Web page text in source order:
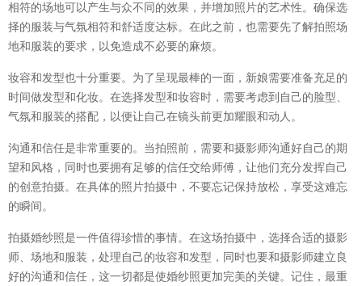
相符的场地可以产生与众不同的效果，并增加照片的艺术性。确保选
择的服装与气氛相符和舒适度达标。在此之前，也需要先了解拍照场
地和服装的要求，以免造成不必要的麻烦。
妆容和发型也十分重要。为了呈现最棒的一面，新娘需要准备充足的
时间做发型和化妆。在选择发型和妆容时，需要考虑到自己的脸型、
气氛和服装的搭配，以便让自己在镜头前更加耀眼和动人。
沟通和信任是非常重要的。当拍照前，需要和摄影师沟通好自己的期
望和风格，同时也要拥有足够的信任交给师傅，让他们充分发挥自己
的创意拍摄。在具体的照片拍摄中，不要忘记保持放松，享受这难忘
的瞬间。
拍摄婚纱照是一件值得珍惜的事情。在这场拍摄中，选择合适的摄影
师、场地和服装，处理自己的妆容和发型，同时也要和摄影师建立良
好的沟通和信任，这一切都是使婚纱照更加完美的关键。记住，最重